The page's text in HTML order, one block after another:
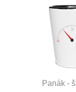
Panák -